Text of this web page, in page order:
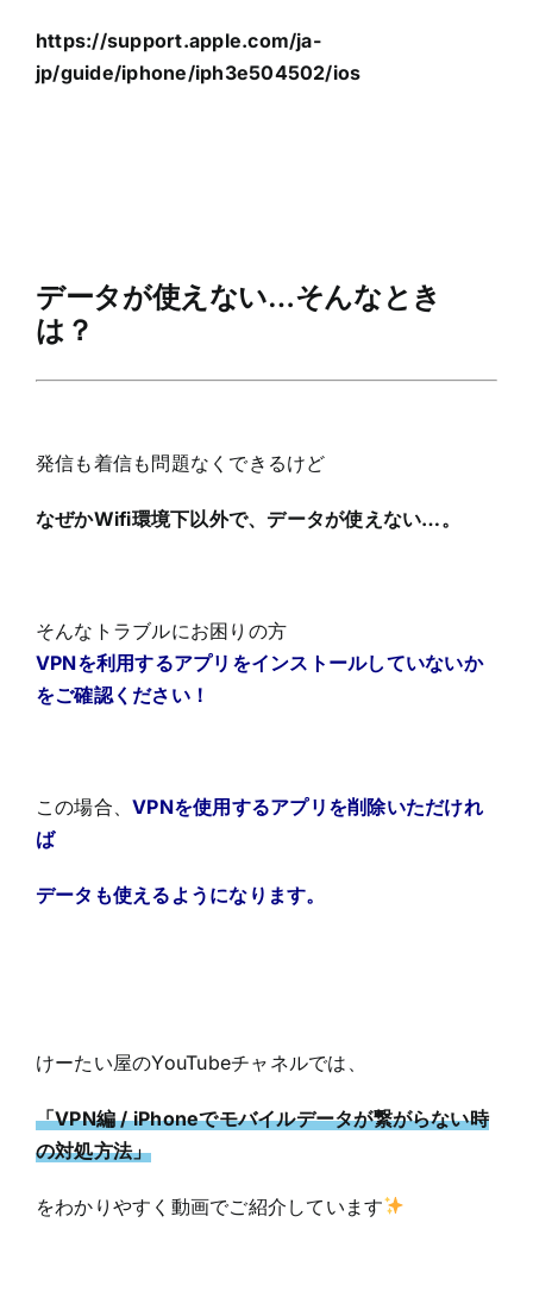
https://support.apple.com/ja-
jp/guide/iphone/iph3e504502/ios
データが使えない…そんなとき
は？
発信も着信も問題なくできるけど
なぜかWifi環境下以外で、データが使えない…。
そんなトラブルにお困りの方
VPNを利用するアプリをインストールしていないか
をご確認ください！
この場合、VPNを使用するアプリを削除いただけれ
ば
データも使えるようになります。
けーたい屋のYouTubeチャネルでは、
「VPN編 / iPhoneでモバイルデータが繋がらない時
の対処方法」
をわかりやすく動画でご紹介しています